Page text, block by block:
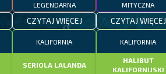
LEGENDARNA
CZYTAJ WIĘCEJ
MITYCZNA
CZYTAJ WIĘCEJ
KALIFORNIA
SERIOLA LALANDA
KALIFORNIA
HALIBUT
KALIFORNIJSKI